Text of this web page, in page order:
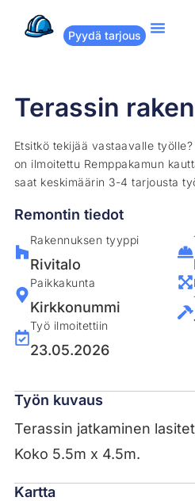
Pyydä tarjous
Terassin
Etsitkö tekijää vastaavalle
on ilmoitettu Remppakamun
saat keskimäärin 3-4 tarjousta
Remontin tiedot
Rakennuksen tyyppi
Rivitalo
Paikkakunta
Kirkkonummi
Työ ilmoitettiin
23.05.2026
Työn kuvaus
Terassin jatkaminen
Koko 5.5m x 4.5m.
Kartta